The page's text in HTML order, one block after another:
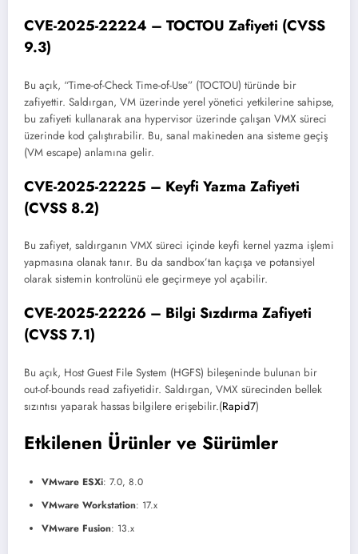
CVE-2025-22224 – TOCTOU Zafiyeti (CVSS
9.3)
Bu açık, “Time-of-Check Time-of-Use” (TOCTOU) türünde bir
zafiyettir. Saldırgan, VM üzerinde yerel yönetici yetkilerine sahipse,
bu zafiyeti kullanarak ana hypervisor üzerinde çalışan VMX süreci
üzerinde kod çalıştırabilir. Bu, sanal makineden ana sisteme geçiş
(VM escape) anlamına gelir.
CVE-2025-22225 – Keyfi Yazma Zafiyeti
(CVSS 8.2)
Bu zafiyet, saldırganın VMX süreci içinde keyfi kernel yazma işlemi
yapmasına olanak tanır. Bu da sandbox’tan kaçışa ve potansiyel
olarak sistemin kontrolünü ele geçirmeye yol açabilir.
CVE-2025-22226 – Bilgi Sızdırma Zafiyeti
(CVSS 7.1)
Bu açık, Host Guest File System (HGFS) bileşeninde bulunan bir
out-of-bounds read zafiyetidir. Saldırgan, VMX sürecinden bellek
sızıntısı yaparak hassas bilgilere erişebilir.(Rapid7)
Etkilenen Ürünler ve Sürümler
VMware ESXi: 7.0, 8.0
VMware Workstation: 17.x
VMware Fusion: 13.x